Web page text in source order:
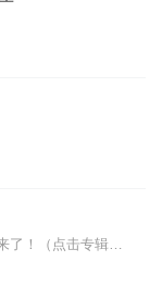
波波有理全新力作《东北整个浪》来了！（点击专辑名即刻收听）这是一场来自东北的脱口秀嘉年华，波波笑...